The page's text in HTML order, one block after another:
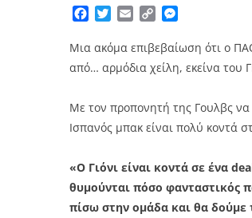
Facebook
TwitterEmailCopy
Μια ακόμα επιβεβαίωση ότι ο
από… αρμόδια χείλη, εκείνα του
Με τον προπονητή της Γουλβς να
Ισπανός μπακ είναι πολύ κοντά
«Ο Γιόνι είναι κοντά σε ένα
θυμούνται πόσο φανταστικός
πίσω στην ομάδα και θα δούμε